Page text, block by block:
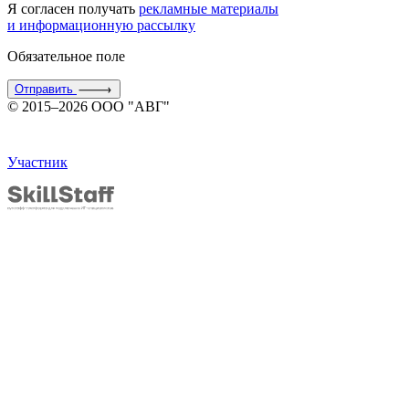
Я согласен получать рекламные материалы
и информационную рассылку
Обязательное поле
Отправить
© 2015–2026 ООО "АВГ"
Участник